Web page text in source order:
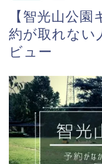
【智光山公
約が取れない
ビュー